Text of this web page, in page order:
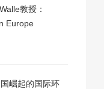
教授：
Europe
崛起的国际环